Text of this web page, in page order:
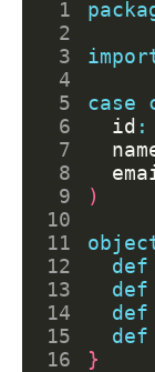
1
2
3
4
5
case
6
id :
7
8
9
)
10
11
12
def
13
def
14
def
15
def
16
}